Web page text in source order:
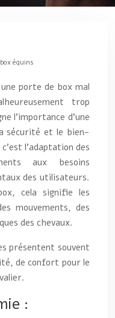
équins
porte de box mal
trop
l’importance d’une
sécurité et le bien-
l’adaptation des
aux besoins
des utilisateurs.
cela signifie les
mouvements, des
des chevaux.
présentent souvent
de confort pour le
: